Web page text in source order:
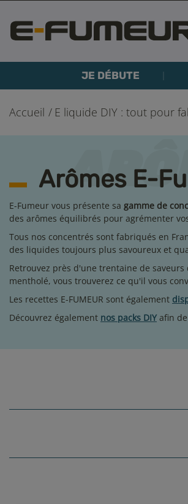
JE DÉBUTE
Accueil E liquide DIY : tout pour
Arômes E-
E-Fumeur vous présente sa gamme de
des arômes équilibrés pour agrémenter
Tous nos concentrés sont fabriqués en
des liquides toujours plus savoureux et
Retrouvez près d'une trentaine de
mentholé, vous trouverez ce qu'il vous
Les recettes E-FUMEUR sont également
Découvrez également nos packs DIY afin